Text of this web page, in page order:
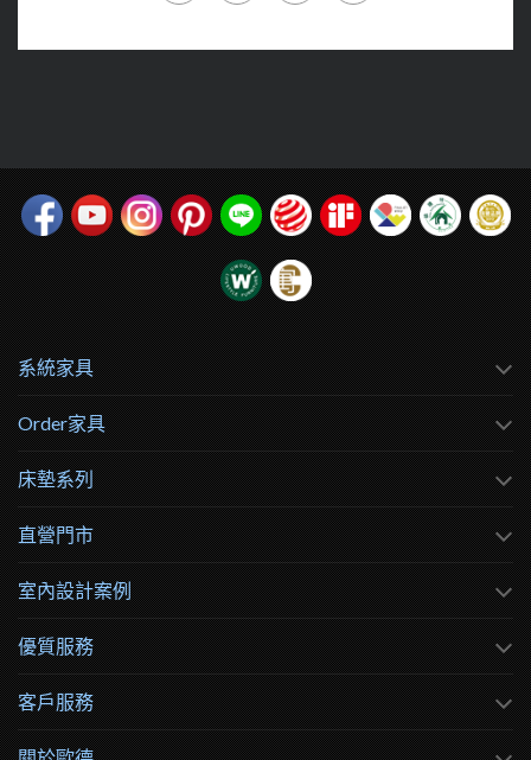
系統家具
Order家具
床墊系列
直營門市
室內設計案例
優質服務
客戶服務